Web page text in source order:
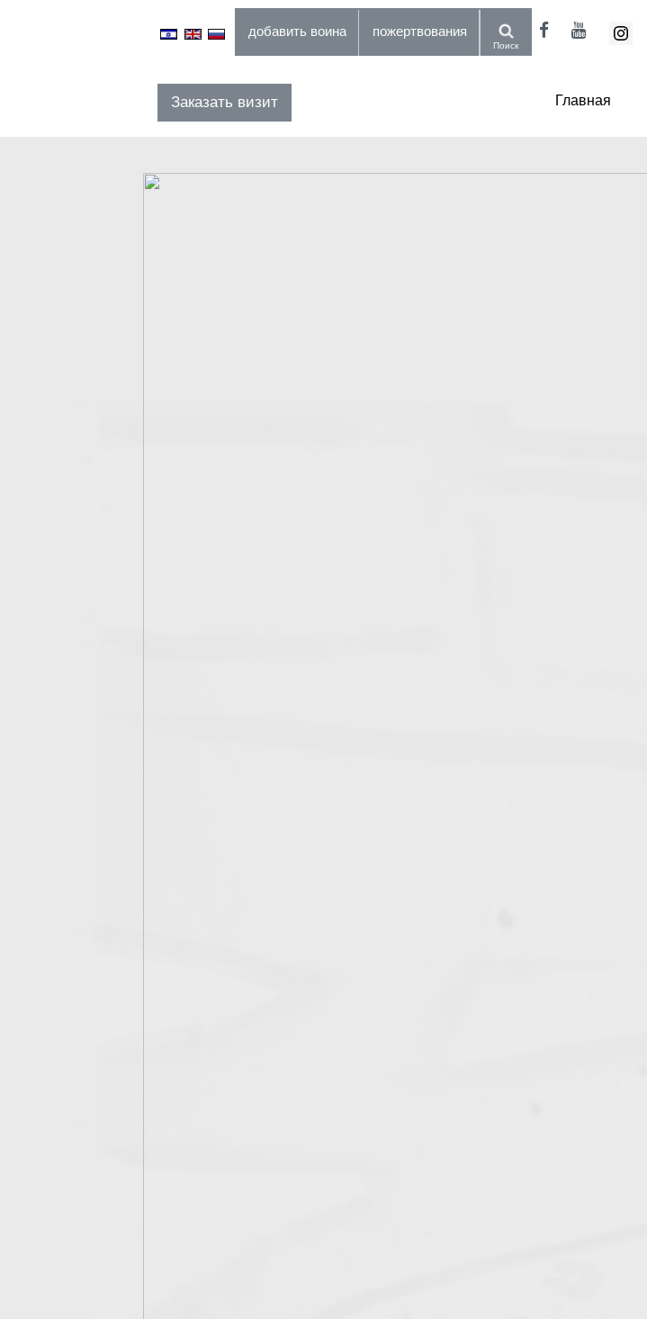
добавить воина пожертвования
Главная
Заказать визит